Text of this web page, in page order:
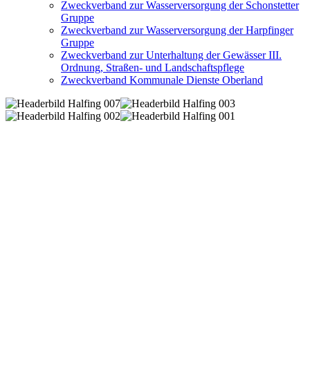
Zweckverband zur Wasserversorgung der Schonstetter
Gruppe
Zweckverband zur Wasserversorgung der Harpfinger
Gruppe
Zweckverband zur Unterhaltung der Gewässer III.
Ordnung, Straßen- und Landschaftspflege
Zweckverband Kommunale Dienste Oberland